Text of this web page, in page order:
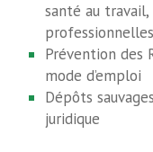
santé au
Prévention des
mode d’emploi
Dépôts
juridique